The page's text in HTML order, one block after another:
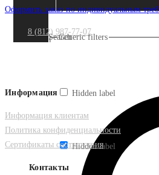
8 (812) 987-77-07
Search
Generic filters
Hidden label
Hidden label
Оформить заказ по индивидуальным
Информация
Информация клиентам
Политика конфиденциальности
Сертификаты соответствия
Контакты